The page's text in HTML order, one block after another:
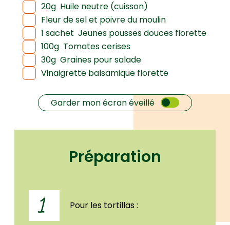
20g Huile neutre (cuisson)
Fleur de sel et poivre du moulin
1 sachet Jeunes pousses douces florette
100g Tomates cerises
30g Graines pour salade
Vinaigrette balsamique florette
Garder mon écran éveillé
Préparation
1 Pour les tortillas :